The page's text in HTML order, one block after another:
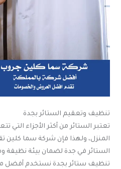
تنظيف وتعقيم الستائر بجدة
تعتبر الستائر من أكثر الأجزاء التي
المنزل، ولهذا فإن شركة سما
الستائر في جدة لضمان بيئة
تنظيف ستائر بجدة نستخدم أفضل